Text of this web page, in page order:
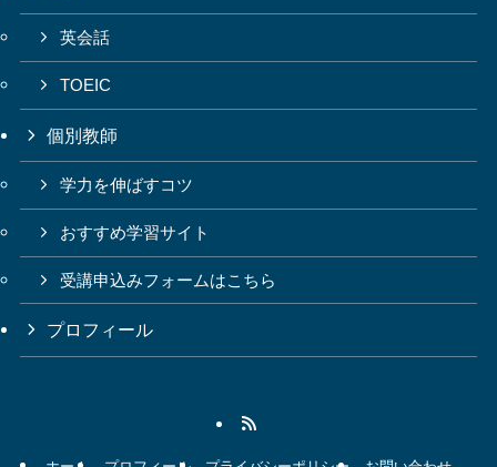
英会話
TOEIC
個別教師
学力を伸ばすコツ
おすすめ学習サイト
受講申込みフォームはこちら
プロフィール